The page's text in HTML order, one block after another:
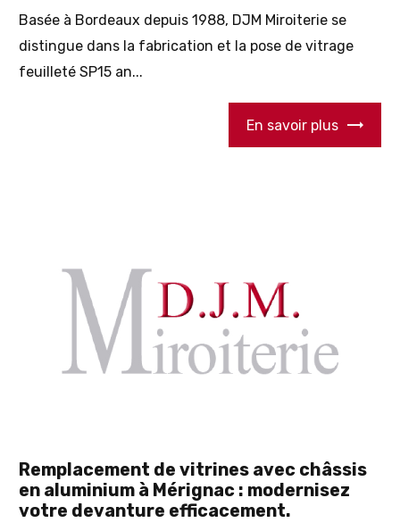
Basée à Bordeaux depuis 1988, DJM Miroiterie se
distingue dans la fabrication et la pose de vitrage
feuilleté SP15 an...
En savoir plus
Remplacement de vitrines avec châssis
en aluminium à Mérignac : modernisez
votre devanture efficacement.​